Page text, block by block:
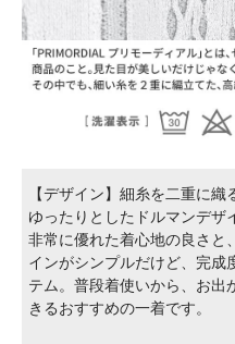
【デザイン】細糸を二重に織
ゆったりとしたドルマンデザ
非常に優れた着心地の良さと
インがシンプルだけど、完成
テム。普段着使いから、お出
きるおすすめの一着です。